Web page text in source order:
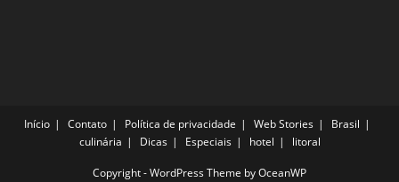
Início Contato Política de privacidade Web Stories
Brasil
culinária
Dicas Especiais hotel litoral
Copyright - WordPress Theme by OceanWP